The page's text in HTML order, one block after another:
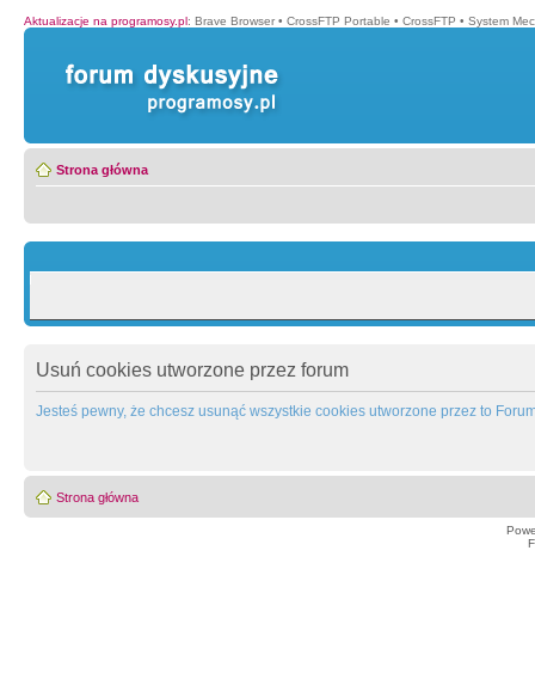
Aktualizacje na programosy.pl: Brave Browser • CrossFTP Portable • CrossFTP • System
Strona główna
Usuń cookies utworzone przez forum
Jesteś pewny, że chcesz usunąć wszystkie cookies utworzone przez to
Strona główna